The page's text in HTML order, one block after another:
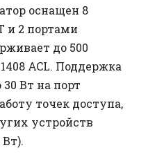
оснащен 8
и 2 портами
до 500
ACL. Поддержка
Вт на порт
точек доступа,
устройств